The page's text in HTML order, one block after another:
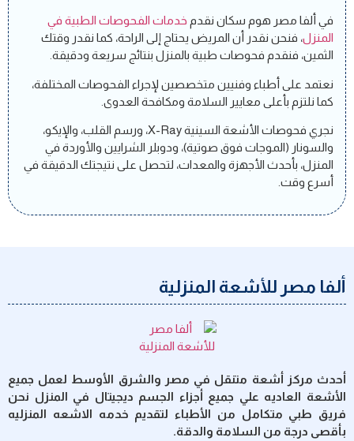
في ألفا مصر هوم سكان نقدم خدمات الفحوصات الطبية في
المنزل، فنحن نقدر أن المريض يحتاج إلى الراحة، كما نقدر وقتك
الثمين، فنقدم فحوصات طبية بالمنزل بنتائج سريعة ودقيقة.
نعتمد على أطباء وفنيين متخصصين لإجراء الفحوصات المختلفة،
كما نلتزم بأعلى معايير السلامة ومكافحة العدوى.
نجري فحوصات الأشعة السينية X-Ray، ورسم القلب، والإيكو،
والسونار (الموجات فوق صوتية)، ودوبلر الشرايين والأوردة في
المنزل، بأحدث الأجهزة والمعدات، لتحصل على نتيجتك الدقيقة في
أسرع وقت.
ألفا مصر للأشعة المنزلية
أحدث مركز أشعة متنقل في مصر والشرق الأوسط لعمل جميع
الأشعة العاديه علي جميع أجزاء الجسم ديجيتال في المنزل نحن
فريق طبي متكامل من الأطباء لتقديم خدمه الاشعه المنزليه
بأقصى درجة من السلامة والدقة.